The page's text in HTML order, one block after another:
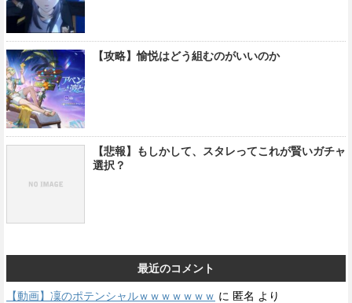
【攻略】愉悦はどう組むのがいいのか
【悲報】もしかして、スタレってこれが賢いガチャ
選択？
最近のコメント
【動画】凜のポテンシャルｗｗｗｗｗｗｗ に 匿名 より